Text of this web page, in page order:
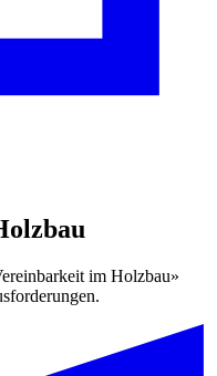
im Holzbau»